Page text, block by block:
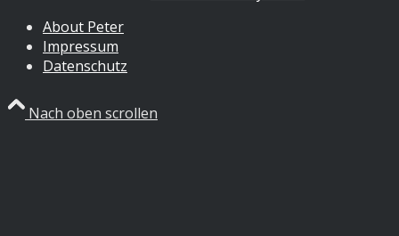
About Peter
Impressum
Datenschutz
Nach oben scrollen